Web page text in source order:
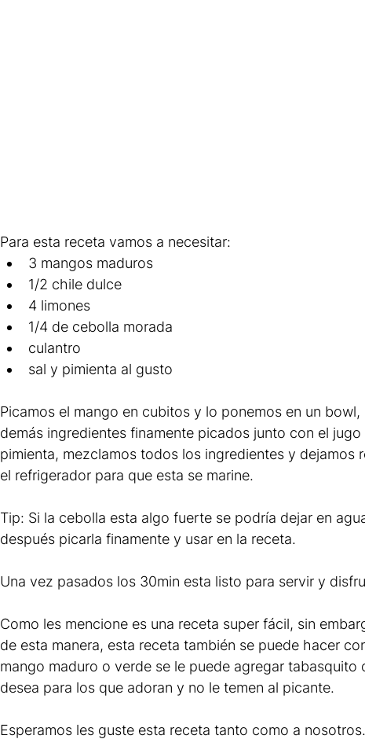
Para esta receta vamos a necesitar:
3 mangos maduros
1/2 chile dulce
4 limones
1/4 de cebolla morada
culantro
sal y pimienta al gusto
Picamos el mango en cubitos y lo ponemos en un
demás ingredientes finamente picados junto con el
pimienta, mezclamos todos los ingredientes y dejamos
el refrigerador para que esta se marine.
Tip: Si la cebolla esta algo fuerte se podría dejar en
después picarla finamente y usar en la receta.
Una vez pasados los 30min esta listo para servir y
Como les mencione es una receta super fácil, sin
de esta manera, esta receta también se puede hacer
mango maduro o verde se le puede agregar tabasquito
desea para los que adoran y no le temen al picante.
Esperamos les guste esta receta tanto como a